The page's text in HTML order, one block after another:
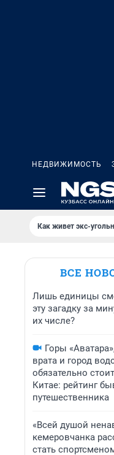
НЕДВИЖИМОСТЬ
Как живет экс-
ВСЕ
Лишь единицы
эту загадку за
их числе?
Горы
врата и город
обязательно
Китае: рейтинг
путешественника
«Всей душой
кемеровчанка
стать